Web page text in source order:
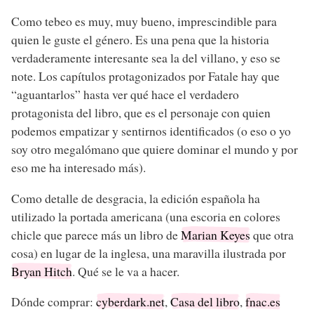
Como tebeo es muy, muy bueno, imprescindible para
quien le guste el género. Es una pena que la historia
verdaderamente interesante sea la del villano, y eso se
note. Los capítulos protagonizados por Fatale hay que
“aguantarlos” hasta ver qué hace el verdadero
protagonista del libro, que es el personaje con quien
podemos empatizar y sentirnos identificados (o eso o yo
soy otro megalómano que quiere dominar el mundo y por
eso me ha interesado más).
Como detalle de desgracia, la edición española ha
utilizado la portada americana (una escoria en colores
chicle que parece más un libro deMarian Keyes que otra
cosa) en lugar de la inglesa, una maravilla ilustrada por
Bryan Hitch. Qué se le va a hacer.
Dónde comprar: cyberdark.net,Casa del libro,fnac.es